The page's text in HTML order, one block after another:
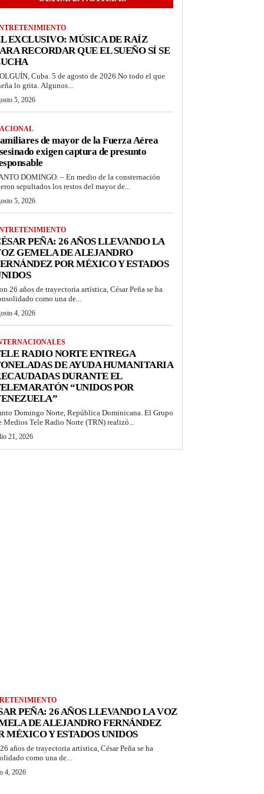
EXCLUSIVO: MÚSICA DE RAÍZ
RECORDAR QUE EL SUEÑO SÍ SE
Cuba. 5 de agosto de 2026.No todo el que
lo grita. Algunos...
5, 2026
de mayor de la Fuerza Aérea
exigen captura de presunto
DOMINGO. – En medio de la consternación
sepultados los restos del mayor de...
5, 2026
PEÑA: 26 AÑOS LLEVANDO LA
GEMELA DE ALEJANDRO
POR MÉXICO Y ESTADOS
26 años de trayectoria artística, César Peña se ha
como una de...
4, 2026
RADIO NORTE ENTREGA
DE AYUDA HUMANITARIA
DURANTE EL
“UNIDOS POR
Domingo Norte, República Dominicana. El Grupo
Medios Tele Radio Norte (TRN) realizó...
21, 2026
PEÑA: 26 AÑOS LLEVANDO LA VOZ
DE ALEJANDRO FERNÁNDEZ
MÉXICO Y ESTADOS UNIDOS
años de trayectoria artística, César Peña se ha
como una de...
4, 2026